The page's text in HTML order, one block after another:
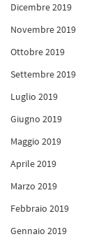
Dicembre 2019
Novembre 2019
Ottobre 2019
Settembre 2019
Luglio 2019
Giugno 2019
Maggio 2019
Aprile 2019
Marzo 2019
Febbraio 2019
Gennaio 2019